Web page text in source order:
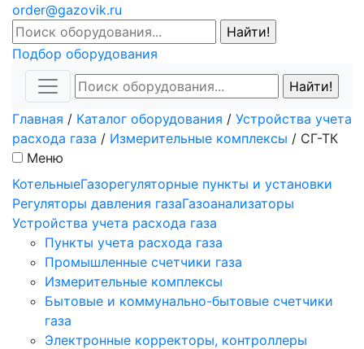
order@gazovik.ru
Подбор оборудования
Главная / Каталог оборудования / Устройства учета
расхода газа / Измерительные комплексы / СГ-ТК
Меню
КотельныеГазорегуляторные пункты и установки
Регуляторы давления газаГазоанализаторы
Устройства учета расхода газа
Пункты учета расхода газа
Промышленные счетчики газа
Измерительные комплексы
Бытовые и коммунально-бытовые счетчики
газа
Электронные корректоры, контроллеры